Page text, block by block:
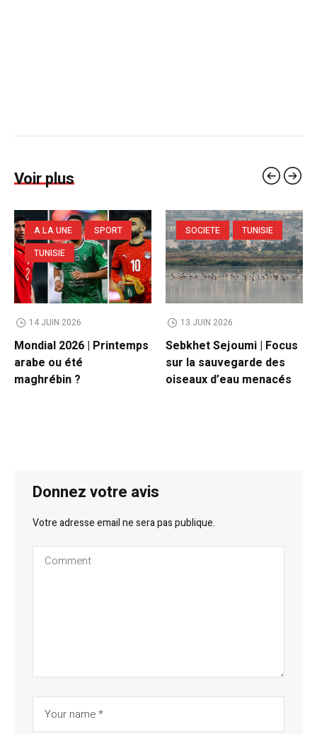
Voir plus
A LA UNE
SPORT
TUNISIE
14 JUIN 2026
Mondial 2026 | Printemps
arabe ou été
maghrébin ?
SOCIETE TUNISIE
13 JUIN 2026
Sebkhet Sejoumi | Focus
sur la sauvegarde des
oiseaux d’eau menacés
Donnez votre avis
Votre adresse email ne sera pas publique.